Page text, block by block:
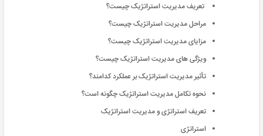
تعریف مدیریت استراتژیک چیست؟
مراحل مدیریت استراتژیک چیست؟
مزایای مدیریت استراتژیک چیست؟
ویژگی های مدیریت استراتژیک چیست؟
تأثیر مدیریت استراتژیک بر عملکرد کدامند؟
نحوه تکامل مدیریت استراتژیک چگونه است؟
تعریف استراتژی و مدیریت استراتژیک
استراتژی